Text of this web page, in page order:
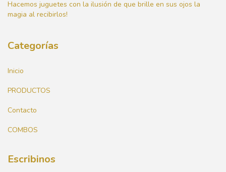
Hacemos juguetes con la ilusión de que brille en sus ojos la
magia al recibirlos!
Categorías
Inicio
PRODUCTOS
Contacto
COMBOS
Escribinos